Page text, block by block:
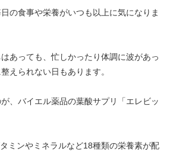
の食事や栄養がいつも以上に気になりま
あっても、忙しかったり体調に波があっ
えられない日もあります。
、バイエル薬品の葉酸サプリ「エレビッ
ミンやミネラルなど18種類の栄養素が配